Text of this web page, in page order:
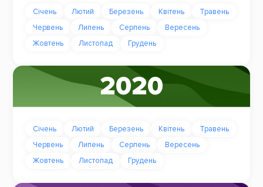
Січень Лютий Березень Квітень
Травень
Червень
Липень Серпень
Вересень
Жовтень
Листопад Грудень
2020
Січень Лютий Березень Квітень
Травень
Червень
Липень Серпень
Вересень
Жовтень
Листопад Грудень